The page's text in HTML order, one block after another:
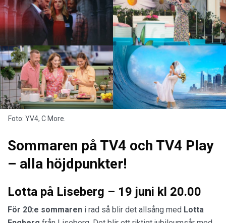
Foto: YV4, C More.
Sommaren på TV4 och TV4 Play
– alla höjdpunkter!
Lotta på Liseberg – 19 juni kl 20.00
För 20:e sommaren i rad så blir det allsång med Lotta